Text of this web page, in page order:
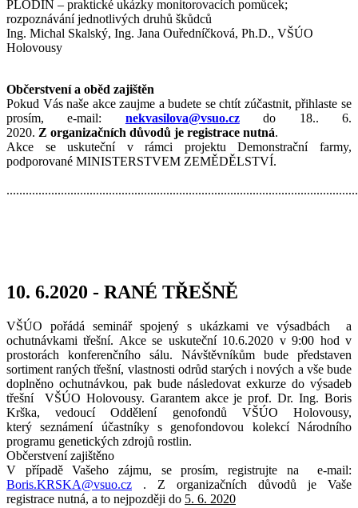
PLODIN – praktické ukázky monitorovacích pomůcek;
rozpoznávání jednotlivých druhů škůdců
Ing. Michal Skalský, Ing. Jana Ouředníčková, Ph.D., VŠÚO
Holovousy
Občerstvení a oběd zajištěn
Pokud Vás naše akce zaujme a budete se chtít zúčastnit, přihlaste se
prosím, e-mail: nekvasilova@vsuo.czdo 18.. 6.
2020. Z organizačních důvodů je registrace nutná.
Akce se uskuteční v rámci projektu Demonstrační farmy,
podporované MINISTERSTVEM ZEMĚDĚLSTVÍ.
10. 6.2020 - RANÉ TŘEŠNĚ
VŠÚO pořádá seminář spojený s ukázkami ve výsadbách a
ochutnávkami třešní. Akce se uskuteční 10.6.2020 v 9:00 hod v
prostorách konferenčního sálu. Návštěvníkům bude představen
sortiment raných třešní, vlastnosti odrůd starých i nových a vše bude
doplněno ochutnávkou, pak bude následovat exkurze do výsadeb
třešní VŠÚO Holovousy. Garantem akce je prof. Dr. Ing. Boris
Krška, vedoucí Oddělení genofondů VŠÚO Holovousy,
kterýseznámení účastníky s genofondovou kolekcí Národního
programu genetických zdrojů rostlin.
Občerstvení zajištěno
V případě Vašeho zájmu, se prosím, registrujte na e-mail:
Boris.KRSKA@vsuo.cz . Z organizačních důvodů je Vaše
registrace nutná, a to nejpozději do 5. 6. 2020